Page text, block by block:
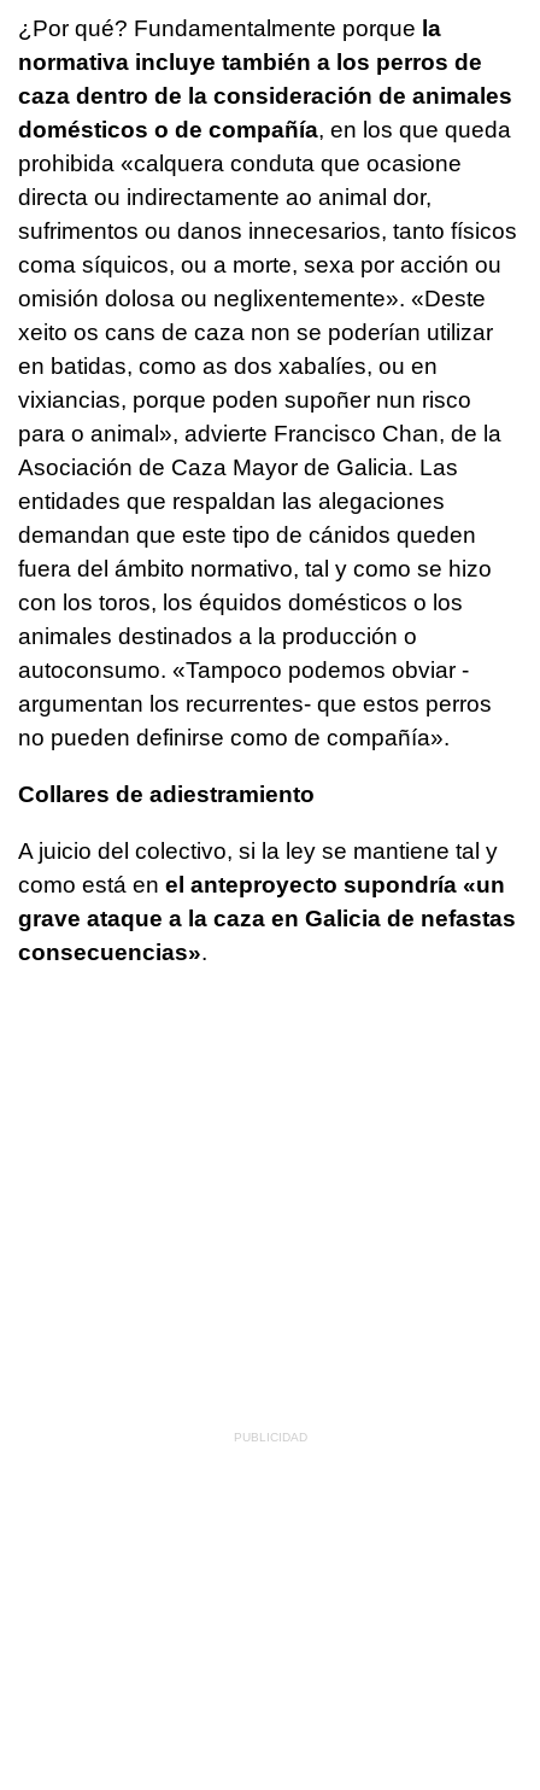
¿Por qué? Fundamentalmente porque la
normativa incluye también a los perros de
caza dentro de la consideración de animales
domésticos o de compañía, en los que queda
prohibida «calquera conduta que ocasione
directa ou indirectamente ao animal dor,
sufrimentos ou danos innecesarios, tanto físicos
coma síquicos, ou a morte, sexa por acción ou
omisión dolosa ou neglixentemente». «Deste
xeito os cans de caza non se poderían utilizar
en batidas, como as dos xabalíes, ou en
vixiancias, porque poden supoñer nun risco
para o animal», advierte Francisco Chan, de la
Asociación de Caza Mayor de Galicia. Las
entidades que respaldan las alegaciones
demandan que este tipo de cánidos queden
fuera del ámbito normativo, tal y como se hizo
con los toros, los équidos domésticos o los
animales destinados a la producción o
autoconsumo. «Tampoco podemos obviar -
argumentan los recurrentes- que estos perros
no pueden definirse como de compañía».
Collares de adiestramiento
A juicio del colectivo, si la ley se mantiene tal y
como está en el anteproyecto supondría «un
grave ataque a la caza en Galicia de nefastas
consecuencias».